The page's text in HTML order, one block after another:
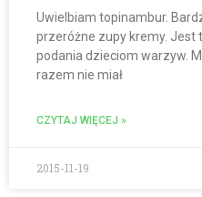
Uwielbiam topinambur.
przeróżne zupy kremy. Jest
podania dzieciom warzyw.
razem nie miał
CZYTAJ WIĘCEJ »
2015-11-19